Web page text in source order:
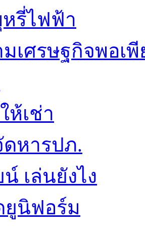
รี่ไฟฟ้า
เศรษฐกิจพอเพี
ห้เช่า
หารปภ.
เล่นยังไง
นิฟอร์ม